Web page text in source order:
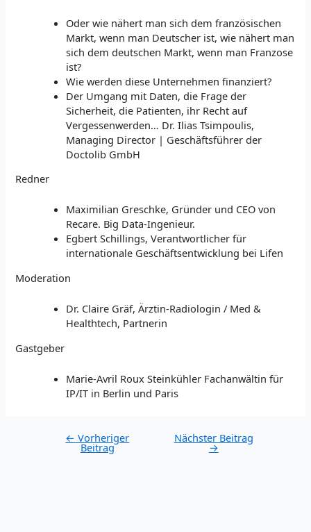
Oder wie nähert man sich dem französischen
Markt, wenn man Deutscher ist, wie nähert man
sich dem deutschen Markt, wenn man Franzose
ist?
Wie werden diese Unternehmen finanziert?
Der Umgang mit Daten, die Frage der
Sicherheit, die Patienten, ihr Recht auf
Vergessenwerden… Dr. Ilias Tsimpoulis,
Managing Director | Geschäftsführer der
Doctolib GmbH
Redner
Maximilian Greschke, Gründer und CEO von
Recare. Big Data-Ingenieur.
Egbert Schillings, Verantwortlicher für
internationale Geschäftsentwicklung bei Lifen
Moderation
Dr. Claire Gräf, Ärztin-Radiologin / Med &
Healthtech, Partnerin
Gastgeber
Marie-Avril Roux Steinkühler Fachanwältin für
IP/IT in Berlin und Paris
navigation
← Vorheriger
Beitrag
Nächster Beitrag
→